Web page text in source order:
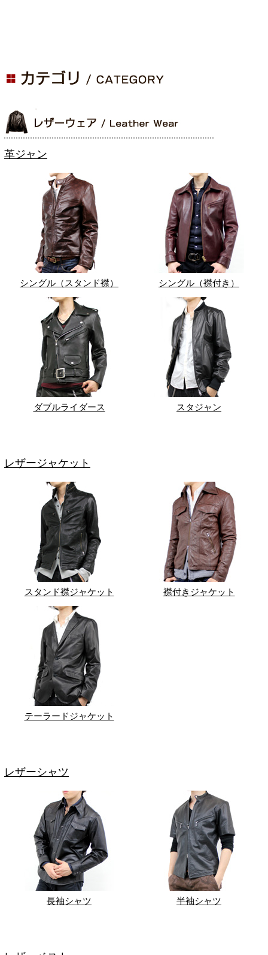
革ジャン
シングル（スタンド襟） シングル（襟付き）
ダブルライダース スタジャン
レザージャケット
スタンド襟ジャケット 襟付きジャケット
テーラードジャケット
レザーシャツ
長袖シャツ 半袖シャツ